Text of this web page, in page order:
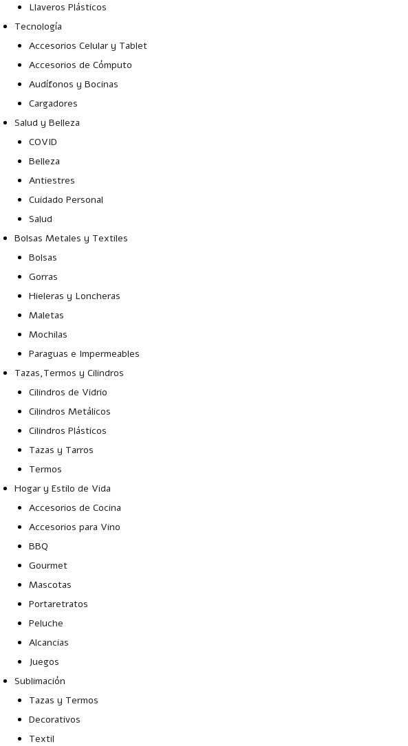
Llaveros Plásticos
Tecnología
Accesorios Celular y Tablet
Accesorios de Cómputo
Audífonos y Bocinas
Cargadores
Salud y Belleza
COVID
Belleza
Antiestres
Cuidado Personal
Salud
Bolsas Metales y Textiles
Bolsas
Gorras
Hieleras y Loncheras
Maletas
Mochilas
Paraguas e Impermeables
Tazas,Termos y Cilindros
Cilindros de Vidrio
Cilindros Metálicos
Cilindros Plásticos
Tazas y Tarros
Termos
Hogar y Estilo de Vida
Accesorios de Cocina
Accesorios para Vino
BBQ
Gourmet
Mascotas
Portaretratos
Peluche
Alcancias
Juegos
Sublimación
Tazas y Termos
Decorativos
Textil